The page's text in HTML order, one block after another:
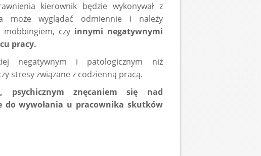
kierownik będzie wykonywał z
może wyglądać odmiennie i należy
czy innymi negatywnymi
pracy.
negatywnym i patologicznym niż
stresy związane z codzienną pracą.
psychicznym znęcaniem się nad
do wywołania u pracownika skutków